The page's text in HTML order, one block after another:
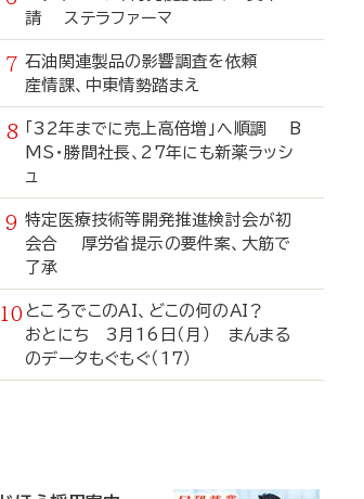
請 ステラファーマ
石油関連製品の影響調査を依頼
産情課、中東情勢踏まえ
「32年までに売上高倍増」へ順調 B
MS・勝間社長、27年にも新薬ラッシ
ュ
特定医療技術等開発推進検討会が初
会合 厚労省提示の要件案、大筋で
了承
ところでこのAI、どこの何のAI？
おとにち 3月16日（月） まんまる
のデータもぐもぐ（17）